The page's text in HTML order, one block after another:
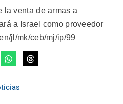
la venta de armas a
a Israel como proveedor
jl/mk/ceb/mj/ip/99